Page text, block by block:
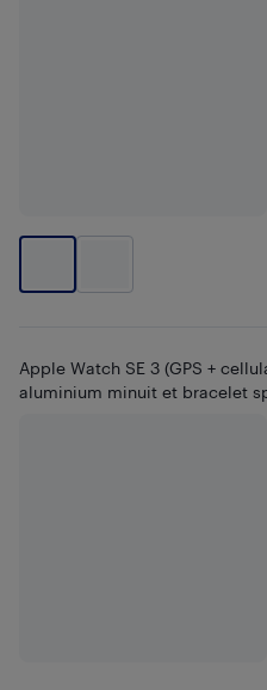
Apple Watch SE 3 (GPS +
aluminium minuit et bracelet